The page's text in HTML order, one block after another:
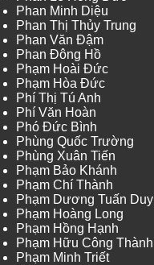
Phan Minh Diệu
Phan Thị Thủy Trung
Phan Văn Đậm
Phan Đông Hồ
Phạm Hoài Đức
Phạm Hòa Đức
Phí Thị Tú Anh
Phí Văn Hoàn
Phó Đức Bình
Phùng Quốc Trường
Phùng Xuân Tiến
Phạm Bảo Khánh
Phạm Chí Thành
Phạm Dương Tuấn Duy
Phạm Hoàng Long
Phạm Hồng Hạnh
Phạm Hữu Công Thành
Phạm Minh Triết